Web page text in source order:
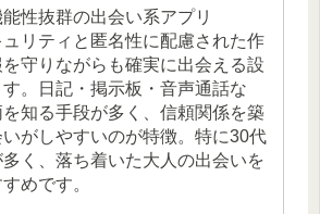
性抜群の出会い系アプリ
リティと匿名性に配慮された作
守りながらも確実に出会える設
。日記・掲示板・音声通話な
知る手段が多く、信頼関係を築
がしやすいのが特徴。特に30代
く、落ち着いた大人の出会いを
めです。